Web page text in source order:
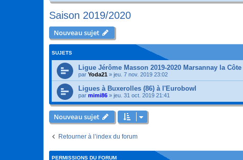
Saison 2019/2020
Nouveau sujet
SUJETS
Ligue Jérôme Masson 2019-2020 Marsannay la Côte
par Yoda21 » jeu. 7 nov. 2019 23:02
Ligues à Buxerolles (86) à l'Eurobowl
par mimi86 » jeu. 31 oct. 2019 21:41
Nouveau sujet
Retourner à l’index du forum
PERMISSIONS DU FORUM